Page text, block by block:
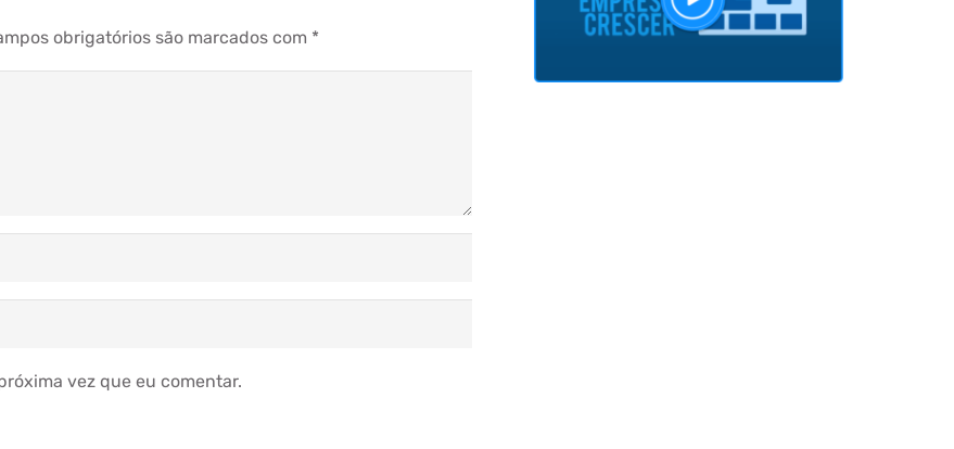
obrigatórios são marcados com *
vez que eu comentar.